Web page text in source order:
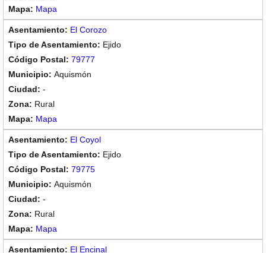
Mapa
El Corozo
Ejido
79777
Aquismón
-
Rural
Mapa
El Coyol
Ejido
79775
Aquismón
-
Rural
Mapa
El Encinal